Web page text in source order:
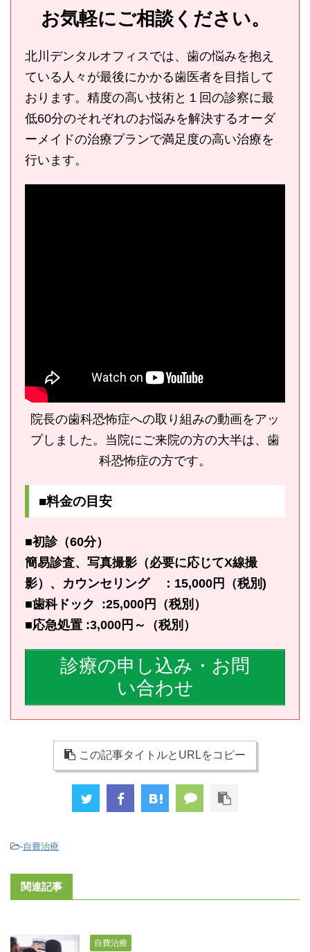
お気軽にご相談ください。
北川デンタルオフィスでは、歯の悩みを抱え
ている人々が最後にかかる歯医者を目指して
おります。精度の高い技術と１回の診察に最
低60分のそれぞれのお悩みを解決するオーダ
ーメイドの治療プランで満足度の高い治療を
行います。
院長の歯科恐怖症への取り組みの動画をアッ
プしました。当院にご来院の方の大半は、歯
科恐怖症の方です。
■料金の目安
■初診（60分）
簡易診査、写真撮影（必要に応じてX線撮
影）、カウンセリング ：15,000円（税別)
■歯科ドック :25,000円（税別）
■応急処置 :3,000円～（税別）
診療の申し込み・お問
い合わせ
この記事タイトルとURLをコピー
-自費治療
関連記事
自費治療